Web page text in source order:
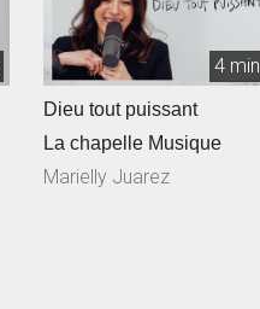
4 min
Dieu tout puissant
La chapelle Musique
Marielly Juarez